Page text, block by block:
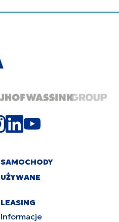
SAMOCHODY
UŻYWANE
LEASING
Informacje